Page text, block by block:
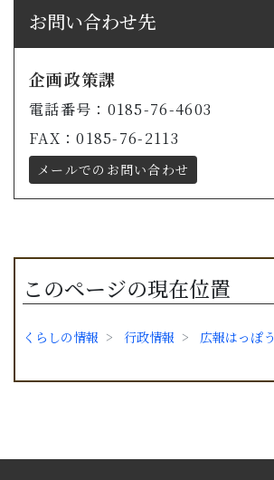
お問い合わせ先
企画政策課
電話番号：0185-76-4603
FAX：0185-76-2113
メールでのお問い合わせ
このページの現在位置
くらしの情報 行政情報 広報はっぽう